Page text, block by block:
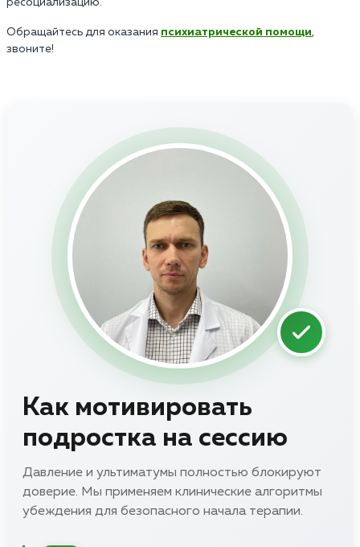
ресоциализацию.
Обращайтесь для оказания психиатрической помощи,
звоните!
Как мотивировать
подростка на сессию
Давление и ультиматумы полностью блокируют
доверие. Мы применяем клинические алгоритмы
убеждения для безопасного начала терапии.